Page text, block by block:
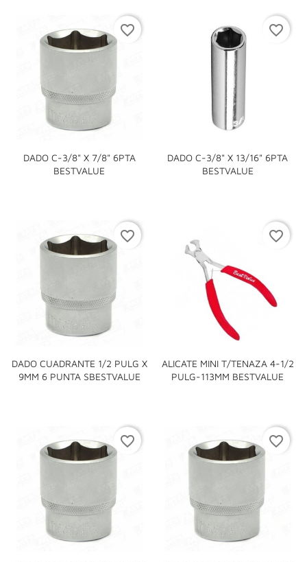
DADO C-3/8" X 7/8" 6PTA
BESTVALUE
favorite_border
DADO C-3/8" X 13/16" 6PTA
BESTVALUE
favorite_border
DADO CUADRANTE 1/2 PULG X
9MM 6 PUNTA SBESTVALUE
favorite_border
ALICATE MINI T/TENAZA 4-1/2
PULG-113MM BESTVALUE
favorite_border
favorite_border favorite_border